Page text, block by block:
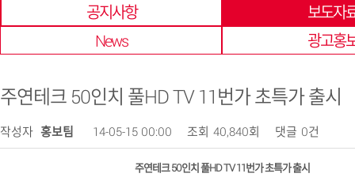
공지사항
보도자
News
광고홍
주연테크 50인치 풀HD TV 11번가 초특가 출시
작성자 홍보팀 14-05-15 00:00 조회 40,840회 댓글 0건
주연테크50인치 풀HD TV 11번가 초특가 출시